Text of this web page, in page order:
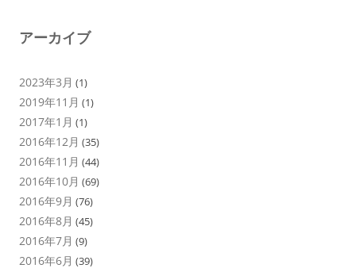
アーカイブ
2023年3月 (1)
2019年11月 (1)
2017年1月 (1)
2016年12月 (35)
2016年11月 (44)
2016年10月 (69)
2016年9月 (76)
2016年8月 (45)
2016年7月 (9)
2016年6月 (39)